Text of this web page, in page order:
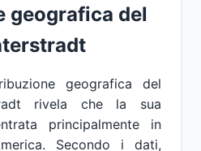
geografica del
geografica del
rivela che la sua
principalmente in
Secondo i dati,